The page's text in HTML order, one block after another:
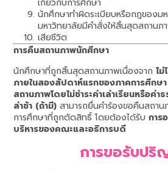
เกี่ยวกับการศึกษา
นักศึกษาทำผิดระเบียบหรือกฎของม
มหาวิทยาลัยมีคำสั่งให้สิ้นสุดสถานภ
เสียชีวิต
การคืนสถานภาพนักศึกษา
นักศึกษาที่ถูกสิ้นสุดสถานภาพเนื่องจากไ
ภายในสองสัปดาห์แรกของภาคการศึกษ
สถานภาพโดยไม่ชำระค่าเล่าเรียนหรือค่า
ล่าช้า (ถ้ามี) สามารถยื่นคำร้องขอคืนสถา
การศึกษาที่ถูกตัดสิทธิ์ โดยต้องได้รับการ
บริหารของคณะและอธิการบดี
การขอรับป